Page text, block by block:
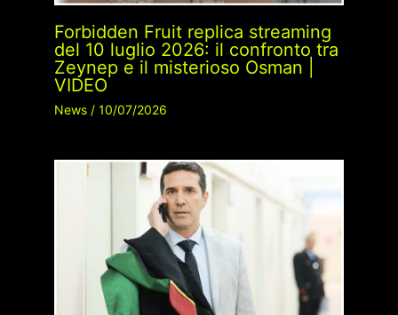
Forbidden Fruit replica streaming
del 10 luglio 2026: il confronto tra
Zeynep e il misterioso Osman |
VIDEO
News/ 10/07/2026